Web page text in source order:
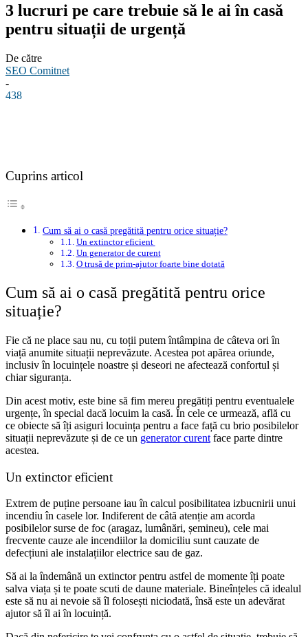
3 lucruri pe care trebuie să le ai în casă
pentru situații de urgență
De către
SEO Comitnet
-
438
Cuprins articol
Cum să ai o casă pregătită pentru orice situație?
Un extinctor eficient
Un generator de curent
O trusă de prim-ajutor foarte bine dotată
Cum să ai o casă pregătită pentru orice
situație?
Fie că ne place sau nu, cu toții putem întâmpina de câteva ori în
viață anumite situații neprevăzute. Acestea pot apărea oriunde,
inclusiv în locuințele noastre și deseori ne afectează confortul și
chiar siguranța.
Din acest motiv, este bine să fim mereu pregătiți pentru eventualele
urgențe, în special dacă locuim la casă. În cele ce urmează, află cu
ce obiecte să îți asiguri locuința pentru a face față cu brio posibilelor
situații neprevăzute și de ce un generator curent face parte dintre
acestea.
Un extinctor eficient
Extrem de puține persoane iau în calcul posibilitatea izbucnirii unui
incendiu în casele lor. Indiferent de câtă atenție am acorda
posibilelor surse de foc (aragaz, lumânări, șemineu), cele mai
frecvente cauze ale incendiilor la domiciliu sunt cauzate de
defecțiuni ale instalațiilor electrice sau de gaz.
Să ai la îndemână un extinctor pentru astfel de momente îți poate
salva viața și te poate scuti de daune materiale. Bineînțeles că idealul
este să nu ai nevoie să îl folosești niciodată, însă este un adevărat
ajutor să îl ai în locuință.